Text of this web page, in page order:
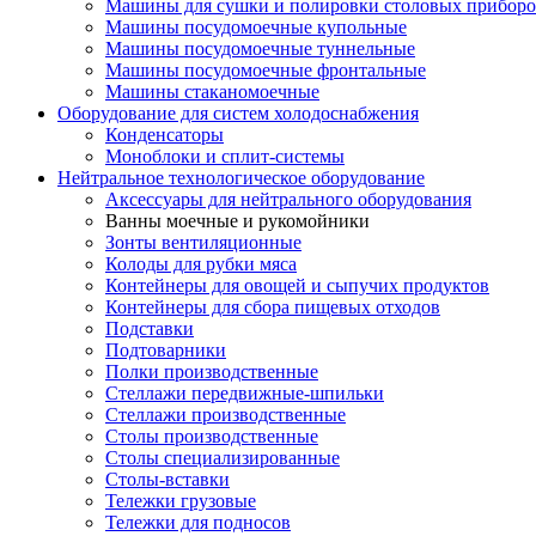
Машины для сушки и полировки столовых
Машины посудомоечные купольные
Машины посудомоечные туннельные
Машины посудомоечные фронтальные
Машины стаканомоечные
Оборудование для систем холодоснабжения
Конденсаторы
Моноблоки и сплит-системы
Нейтральное технологическое оборудование
Аксессуары для нейтрального оборудования
Ванны моечные и рукомойники
Зонты вентиляционные
Колоды для рубки мяса
Контейнеры для овощей и сыпучих продуктов
Контейнеры для сбора пищевых отходов
Подставки
Подтоварники
Полки производственные
Стеллажи передвижные-шпильки
Стеллажи производственные
Столы производственные
Столы специализированные
Столы-вставки
Тележки грузовые
Тележки для подносов